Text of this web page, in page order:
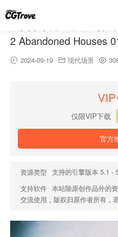
2 Abandoned Houses
2024-09-19 现代场景
VIP
仅限VIP下载
官方
资源类型 支持的引擎版本 5.1 -
支持软件 本站除原创作品外的
交流使用，版权归原作者所有，